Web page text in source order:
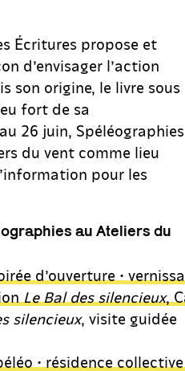
Écritures propose et
d’envisager l’action
son origine, le livre sous
fort de sa
26 juin, Spéléographies
du vent comme lieu
pour les
au Ateliers du
d’ouverture •
Le Bal des silencieux,
silencieux, visite guidée
• résidence collective